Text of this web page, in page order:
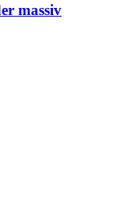
massiv